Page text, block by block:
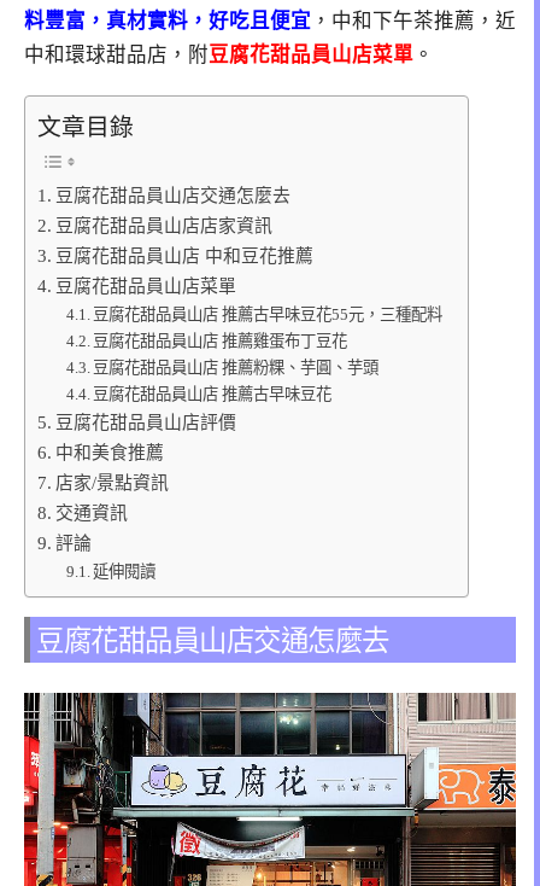
料豐富，真材實料，好吃且便宜 ，中和下午茶推薦，近
中和環球甜品店，附豆腐花甜品員山店菜單 。
文章目錄
豆腐花甜品員山店交通怎麼去
豆腐花甜品員山店店家資訊
豆腐花甜品員山店 中和豆花推薦
豆腐花甜品員山店菜單
豆腐花甜品員山店 推薦古早味豆花55元，三種配料
豆腐花甜品員山店 推薦雞蛋布丁豆花
豆腐花甜品員山店 推薦粉粿、芋圓、芋頭
豆腐花甜品員山店 推薦古早味豆花
豆腐花甜品員山店評價
中和美食推薦
店家/景點資訊
交通資訊
評論
延伸閱讀
豆腐花甜品員山店交通怎麼去